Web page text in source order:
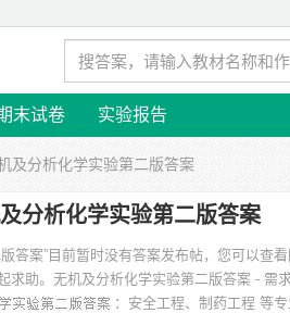
末试卷 实验报告
及分析化学实验第二版答案
分析化学实验第二版答案
答案”目前暂时没有答案发布帖，您可以查
求助。 无机及分析化学实验第二版答案 - 需求
：安全工程、制药工程 等专